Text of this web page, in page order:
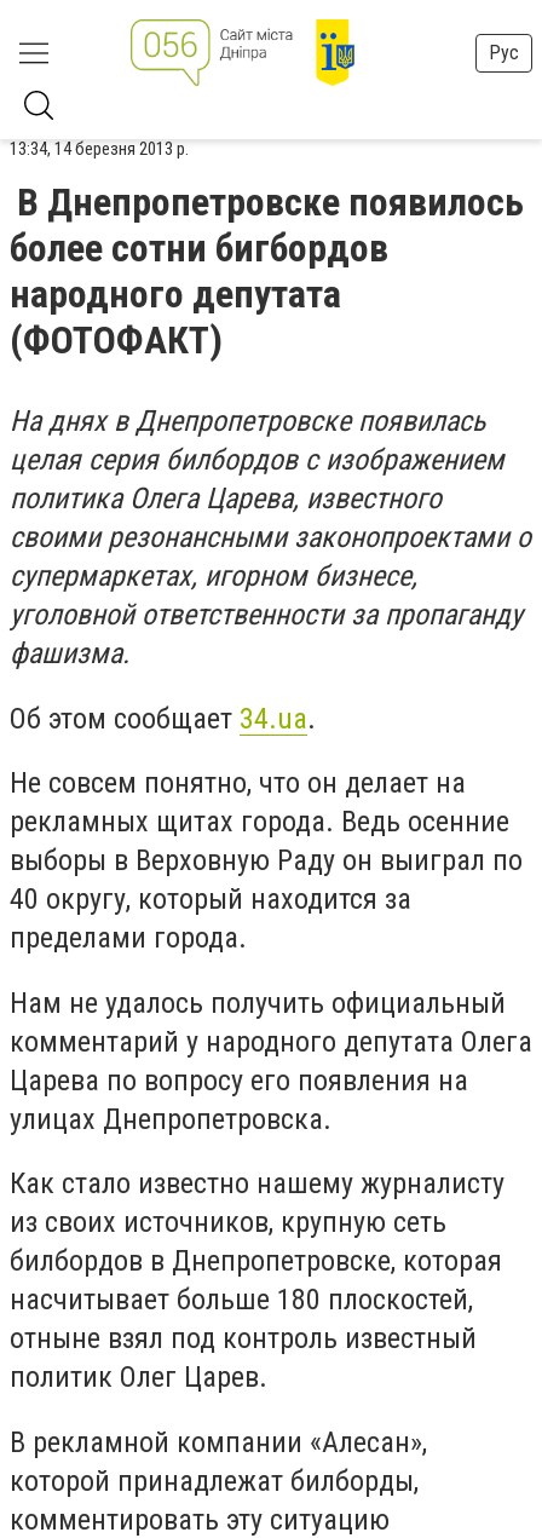
Рус
13:34, 14 березня 2013 р.
В Днепропетровске появилось
более сотни бигбордов
народного депутата
(ФОТОФАКТ)
На днях в Днепропетровске появилась
целая серия билбордов с изображением
политика Олега Царева, известного
своими резонансными законопроектами о
супермаркетах, игорном бизнесе,
уголовной ответственности за пропаганду
фашизма.
Об этом сообщает 34.ua.
Не совсем понятно, что он делает на
рекламных щитах города. Ведь осенние
выборы в Верховную Раду он выиграл по
40 округу, который находится за
пределами города.
Нам не удалось получить официальный
комментарий у народного депутата Олега
Царева по вопросу его появления на
улицах Днепропетровска.
Как стало известно нашему журналисту
из своих источников, крупную сеть
билбордов в Днепропетровске, которая
насчитывает больше 180 плоскостей,
отныне взял под контроль известный
политик Олег Царев.
В рекламной компании «Алесан»,
которой принадлежат билборды,
комментировать эту ситуацию